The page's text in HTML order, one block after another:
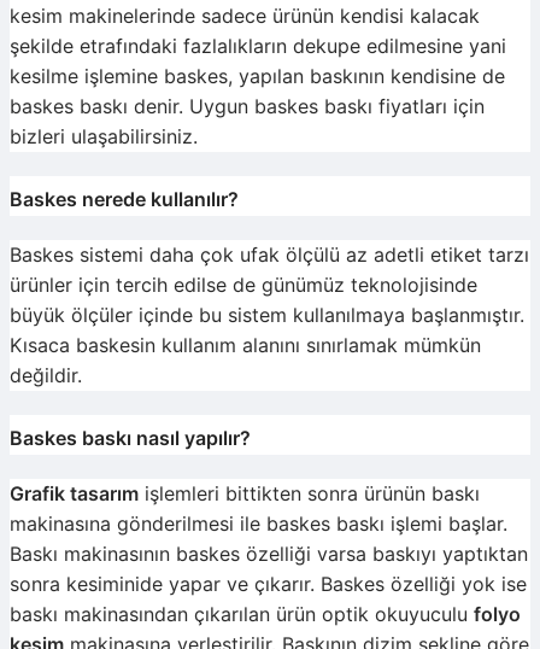
kesim makinelerinde sadece ürünün kendisi kalacak
şekilde etrafındaki fazlalıkların dekupe edilmesine yani
kesilme işlemine baskes, yapılan baskının kendisine de
baskes baskı denir. Uygun baskes baskı fiyatları için
bizleri ulaşabilirsiniz.
Baskes nerede kullanılır?
Baskes sistemi daha çok ufak ölçülü az adetli etiket tarzı
ürünler için tercih edilse de günümüz teknolojisinde
büyük ölçüler içinde bu sistem kullanılmaya başlanmıştır.
Kısaca baskesin kullanım alanını sınırlamak mümkün
değildir.
Baskes baskı nasıl yapılır?
Grafik tasarım işlemleri bittikten sonra ürünün baskı
makinasına gönderilmesi ile baskes baskı işlemi başlar.
Baskı makinasının baskes özelliği varsa baskıyı yaptıktan
sonra kesiminide yapar ve çıkarır. Baskes özelliği yok ise
baskı makinasından çıkarılan ürün optik okuyuculu folyo
kesim makinasına yerleştirilir. Baskının dizim şekline göre